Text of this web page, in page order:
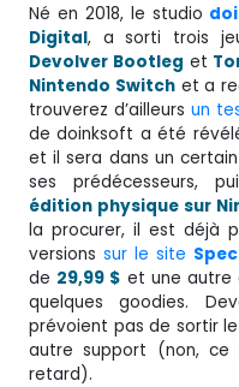
Né en 2018, le studio
Digital, a sorti trois
Devolver Bootleg et
Nintendo Switch et a
trouverez d’ailleurs un
de doinksoft a été
et il sera dans un
ses prédécesseurs,
édition physique sur
la procurer, il est déjà
versions sur le site
de 29,99 $ et une
quelques goodies.
prévoient pas de sortir
autre support (non, ce
retard).